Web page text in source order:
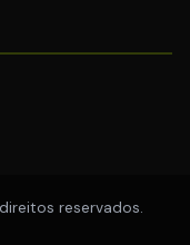
reservados.